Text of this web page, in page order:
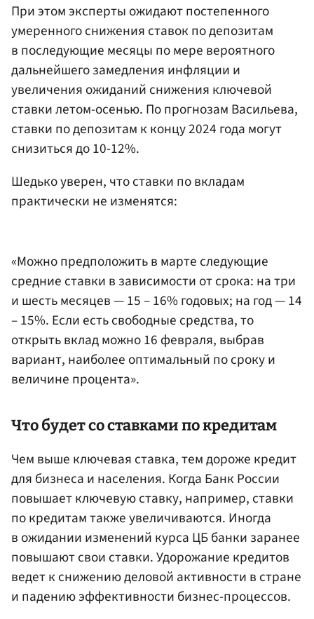
При этом эксперты ожидают постепенного
умеренного снижения ставок по депозитам
в последующие месяцы по мере вероятного
дальнейшего замедления инфляции и
увеличения ожиданий снижения ключевой
ставки летом-осенью. По прогнозам Васильева,
ставки по депозитам к концу 2024 года могут
снизиться до 10-12%.
Шедько уверен, что ставки по вкладам
практически не изменятся:
«Можно предположить в марте следующие
средние ставки в зависимости от срока: на три
и шесть месяцев — 15 – 16% годовых; на год — 14
– 15%. Если есть свободные средства, то
открыть вклад можно 16 февраля, выбрав
вариант, наиболее оптимальный по сроку и
величине процента».
Что будет со ставками по кредитам
Чем выше ключевая ставка, тем дороже кредит
для бизнеса и населения. Когда Банк России
повышает ключевую ставку, например, ставки
по кредитам также увеличиваются. Иногда
в ожидании изменений курса ЦБ банки заранее
повышают свои ставки. Удорожание кредитов
ведет к снижению деловой активности в стране
и падению эффективности бизнес-процессов.